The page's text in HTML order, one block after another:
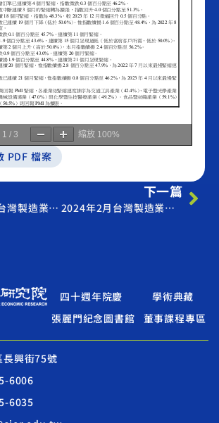
1 / 3 縮放 100%
PDF 檔案
2023年12月台灣製造業採購經理人指數
下一篇
2024年2月台灣製造業採購經理人指數
四十週年院慶
學術典藏
張麗門紀念圖書館
董事課程專區
長興街75號
6006
6035